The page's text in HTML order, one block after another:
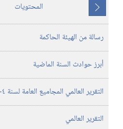
السنوي
لشهود
٢٠٠٥
ما
يسبق
المحتويات
رسالة من الهيئة الحاكمة
أبرز حوادث السنة الماضية
التقرير العالمي المجاميع العامة لسنة ٢٠٠٤
التقرير العالمي